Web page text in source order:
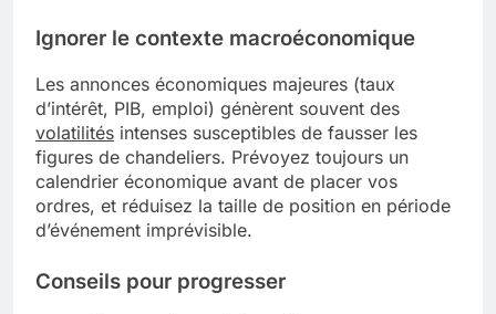
Ignorer le contexte macroéconomique
Les annonces économiques majeures (taux
d’intérêt, PIB, emploi) génèrent souvent des
volatilités intenses susceptibles de fausser les
figures de chandeliers. Prévoyez toujours un
calendrier économique avant de placer vos
ordres, et réduisez la taille de position en période
d’événement imprévisible.
Conseils pour progresser